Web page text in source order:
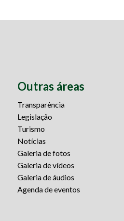
Outras áreas
Transparência
Legislação
Turismo
Notícias
Galeria de fotos
Galeria de vídeos
Galeria de áudios
Agenda de eventos